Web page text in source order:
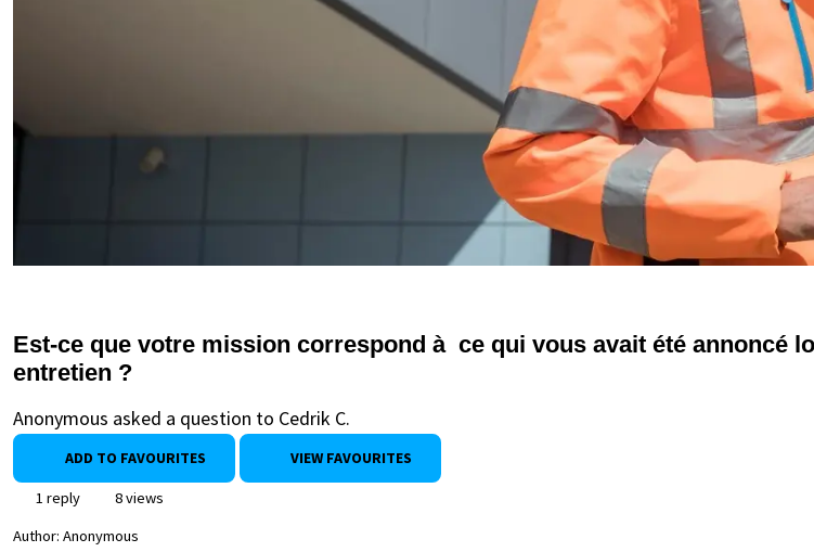
Est-ce que votre mission correspond à ce qui vous avait été annoncé
entretien ?
Anonymous asked a question to Cedrik C.
ADD TO FAVOURITES VIEW FAVOURITES
1 reply
8 views
Author: Anonymous